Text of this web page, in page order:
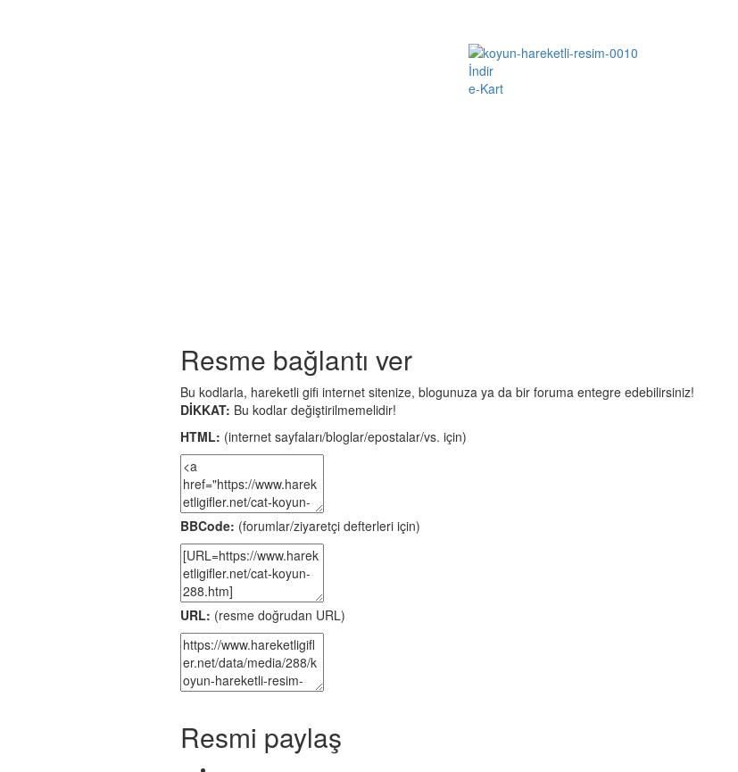
İndir
e-Kart
Resme bağlantı ver
Bu kodlarla, hareketli gifi internet sitenize, blogunuza ya da bir foruma entegre edebilirsiniz!
DİKKAT: Bu kodlar değiştirilmemelidir!
HTML: (internet sayfaları/bloglar/epostalar/vs. için)
BBCode: (forumlar/ziyaretçi defterleri için)
URL: (resme doğrudan URL)
Resmi paylaş